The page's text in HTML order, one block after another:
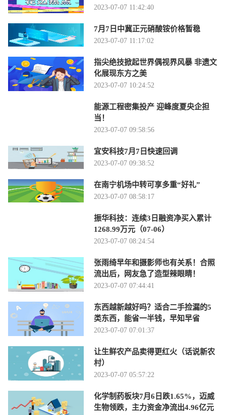
2023-07-07 11:42:40
7月7日中冀正元硝酸铵价格暂稳
2023-07-07 11:17:02
指尖绝技掀起世界偶视界风暴 非遗文
化展现东方之美
2023-07-07 10:24:52
能源工程密集投产 迎峰度夏央企担
当！
2023-07-07 09:58:56
宜安科技7月7日快速回调
2023-07-07 09:38:52
在南宁机场中转可享多重“好礼”
2023-07-07 08:58:17
振华科技：连续3日融资净买入累计
1268.99万元（07-06）
2023-07-07 08:24:54
张雨绮早年和摄影师也有关系！合照
流出后，网友急了造型辣眼睛！
2023-07-07 07:44:41
东西越新越好吗？适合二手捡漏的5
类东西，能省一半钱，早知早省
2023-07-07 07:01:37
让生鲜农产品卖得更红火（话说新农
村）
2023-07-07 05:57:22
化学制药板块7月6日跌1.65%，迈威
生物领跌，主力资金净流出4.96亿元